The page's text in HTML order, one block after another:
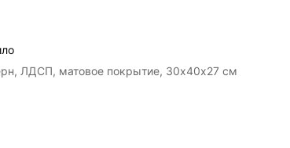
ЛДСП, матовое покрытие, 30х40х27 см